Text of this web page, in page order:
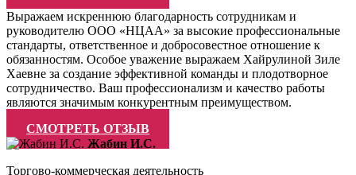
Выражаем искреннюю благодарность сотрудникам и
руководителю ООО «НЦАА» за высокие профессиональные
стандарты, ответственное и добросовестное отношение к
обязанностям. Особое уважение выражаем Хайрулиной Зиле
Хаевне за создание эффективной команды и плодотворное
сотрудничество. Ваш профессионализм и качество работы
являются значимым конкурентным преимуществом.
СМОТРЕТЬ ОТЗЫВ
Жабин И.С.
Торгово-коммерческая деятельность